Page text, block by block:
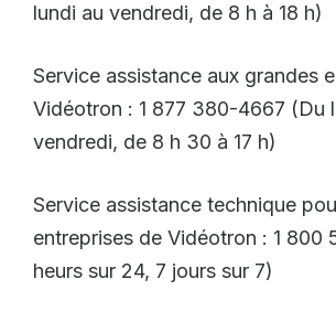
lundi au vendredi, de 8 h à 18 h)
Service assistance aux grandes
Vidéotron : 1 877 380-4667 (Du
vendredi, de 8 h 30 à 17 h)
Service assistance technique
entreprises de Vidéotron : 1 800
heurs sur 24, 7 jours sur 7)